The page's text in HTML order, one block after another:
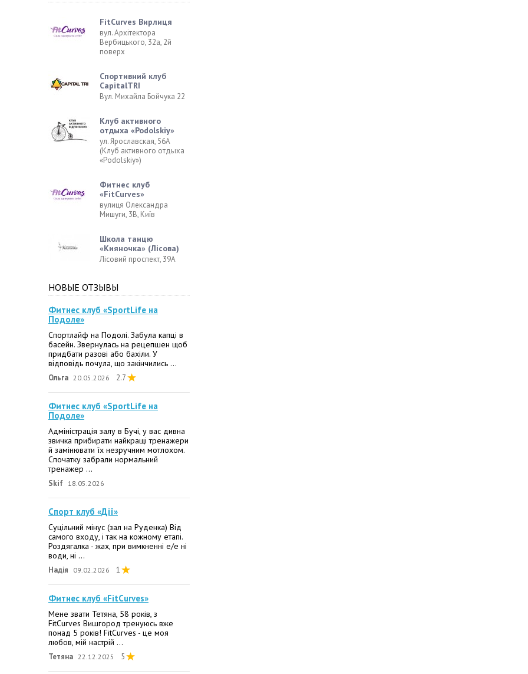
FitCurves Вирлиця
вул. Архітектора
Вербицького, 32а, 2й
поверх
Спортивний клуб
CapitalTRI
Вул. Михайла Бойчука 22
Клуб активного
отдыха «Podolskiy»
ул. Ярославская, 56А
(Клуб активного отдыха
«Podolskiy»)
Фитнес клуб
«FitCurves»
вулиця Олександра
Мишуги, 3В, Київ
Школа танцю
«Кияночка» (Лісова)
Лісовий проспект, 39А
НОВЫЕ ОТЗЫВЫ
Фитнес клуб «SportLife на
Подоле»
Спортлайф на Подолі. Забула капці в
басейн. Звернулась на рецепшен щоб
придбати разові або бахіли. У
відповідь почула, що закінчились ...
Ольга 20.05.2026 2.7
Фитнес клуб «SportLife на
Подоле»
Адміністрація залу в Бучі, у вас дивна
звичка прибирати найкращі тренажери
й замінювати їх незручним мотлохом.
Спочатку забрали нормальний
тренажер ...
Skif 18.05.2026
Спорт клуб «Дії»
Суцільний мінус (зал на Руденка) Від
самого входу, і так на кожному етапі.
Роздягалка - жах, при вимкненні е/е ні
води, ні ...
Надія 09.02.2026 1
Фитнес клуб «FitCurves»
Мене звати Тетяна, 58 років, з
FitCurves Вишгород тренуюсь вже
понад 5 років! FitCurves - це моя
любов, мій настрій ...
Тетяна 22.12.2025 5